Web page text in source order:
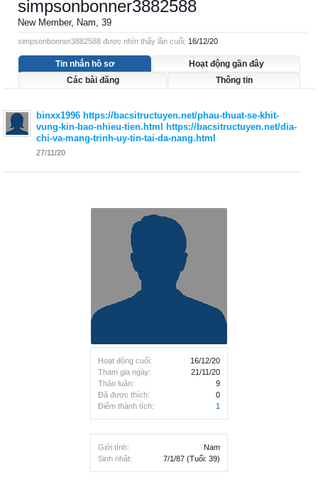
Hoạt động cuối:
16/12/20
Tham gia ngày:
21/11/20
Thảo luận:
9
Đã được thích:
0
Điểm thành tích:
1
Giới tính:
Nam
Sinh nhật:
7/1/87 (Tuổi: 39)
simpsonbonner3882588
New Member, Nam, 39
simpsonbonner3882588 được nhìn thấy lần cuối: 16/12/20
Tin nhắn hồ sơ
Hoạt động gần đây
Các bài đăng
Thông tin
binxx1996 https://bacsitructuyen.net/phau-thuat-se-khit-
vung-kin-bao-nhieu-tien.html
https://bacsitructuyen.net/dia-
chi-va-mang-trinh-uy-tin-tai-da-nang.html
27/11/20